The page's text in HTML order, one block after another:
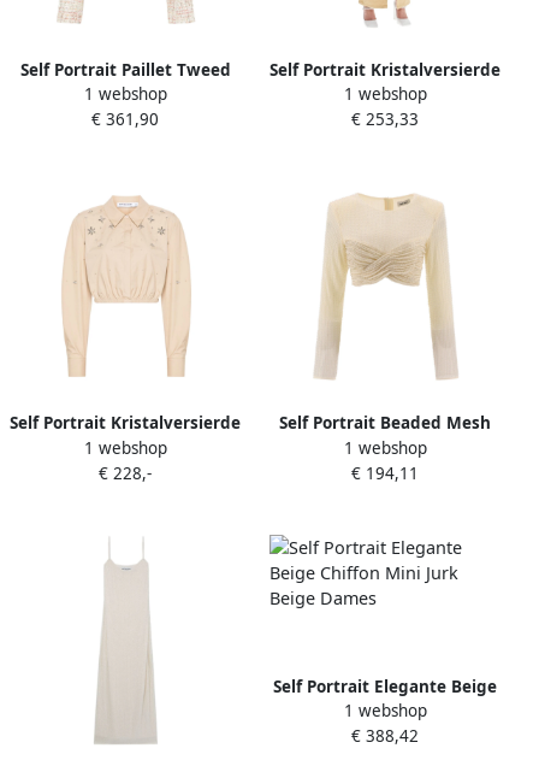
Self Portrait Paillet Tweed
Jas Beige Dames
1 webshop
€ 361,90
Self Portrait Kristalversierde
Denim Cargo Rok Beige
Dames
1 webshop
€ 253,33
Self Portrait Kristalversierde
Beige Top Beige Dames
1 webshop
€ 228,-
Self Portrait Beaded Mesh
Top Beige Dames
1 webshop
€ 194,11
Self Portrait Elegante Beige
Chiffon Mini Jurk Beige
Dames
1 webshop
€ 388,42